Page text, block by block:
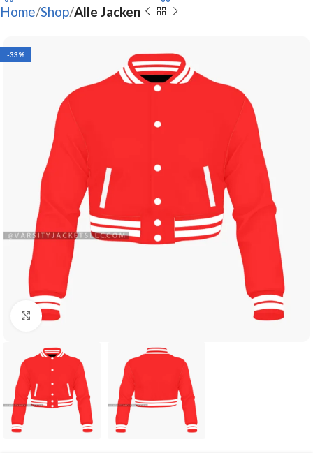
Home Shop Alle Jacken
-33%
Click to enlarge